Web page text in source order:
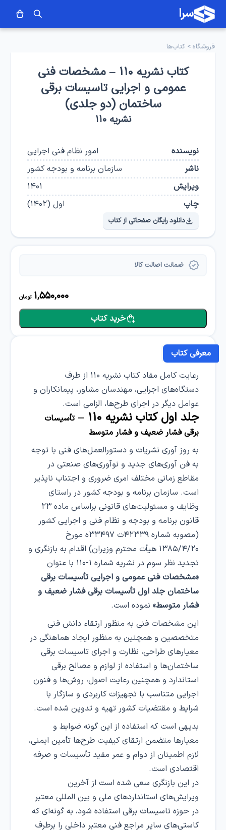
سرا
فروشگاه >کتاب‌ها
کتاب نشریه ۱۱۰ – مشخصات فنی
عمومی و اجرایی تاسیسات برقی
ساختمان (دو جلدی)
نشریه ۱۱۰
نویسنده
امور نظام فنی اجرایی
ناشر
سازمان برنامه و بودجه کشور
ویرایش
۱۴۰۱
چاپ
اول(۱۴۰۲)
دانلود رایگان صفحاتی از کتاب
ضمانت اصالت کالا
1,550,000 تومان
خرید کتاب
معرفی کتاب
رعایت کامل مفاد کتاب نشریه ۱۱۰ از طرف
دستگاه‌های اجرایی، مهندسان مشاور، پیمانکاران و
عوامل دیگر در اجرای طرح‌ها، الزامی است.
جلد اول کتاب نشریه ۱۱۰ –
تأسیسات
برقی فشار ضعیف و فشار متوسط
به روز آوری نشریات و دستورالعمل‌های فنی با توجه
به فن آوری‌های جدید و نوآوری‌های صنعتی در
مقاطع زمانی مختلف امری ضروری و اجتناب ناپذیر
است. سازمان برنامه و بودجه کشور در راستای
وظایف و مسئولیت‌های قانونی براساس ماده ۲۳
قانون برنامه و بودجه و نظام فنی و اجرایی کشور
(مصوبه شماره ۴۲۳۳۹ت ۳۳۴۹۷ه مورخ
۱۳۸۵/۴/۲۰ هیأت محترم وزیران) اقدام به بازنگری و
تجدید نظر سوم در نشریه شماره ۱-۱۱۰ با عنوان
«مشخصات فنی عمومی و اجرایی تأسیسات برقی
ساختمان جلد اول تأسیسات برقی فشار ضعیف و
فشار متوسط» نموده است.
این مشخصات فنی به منظور ارتقاء دانش فنی
متخصصین و همچنین به منظور ایجاد هماهنگی در
معیارهای طراحی، نظارت و اجرای تاسیسات برقی
ساختمان‌ها و استفاده از لوازم و مصالح برقی
استاندارد و همچنین رعایت اصول، روش‌ها و فنون
اجرایی متناسب با تجهیزات کاربردی و سازگار با
شرایط و مقتضیات کشور تهیه و تدوین شده است.
بدیهی است که استفاده از این گونه ضوابط و
معیارها متضمن ارتقای کیفیت طرح‌ها تأمین ایمنی،
لازم اطمینان از دوام و عمر مفید تأسیسات و صرفه
اقتصادی است.
در این بازنگری سعی شده است از آخرین
ویرایش‌های استانداردهای ملی و بین المللی معتبر
در حوزه تاسیسات برقی استفاده شود، به گونه‌ای که
کاستی‌های سایر مراجع فنی معتبر داخلی را برطرف